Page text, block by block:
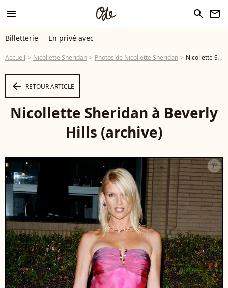
menu search newsletter
Billetterie En privé avec
Accueil Nicollette Sheridan Photos de Nicollette Sheridan Nicollette Sheridan à Beverly Hills (archive) ©FAME PICTURES / BESTIMAGE - Photo
arrow_left RETOUR ARTICLE
Nicollette Sheridan à Beverly
Hills (archive)